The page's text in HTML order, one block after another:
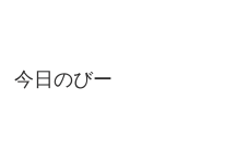
今日のびー